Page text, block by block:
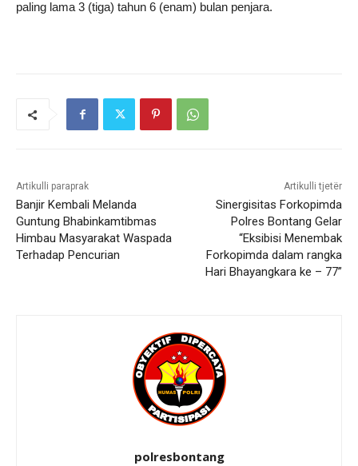
paling lama 3 (tiga) tahun 6 (enam) bulan penjara.
Artikulli paraprak
Banjir Kembali Melanda
Guntung Bhabinkamtibmas
Himbau Masyarakat Waspada
Terhadap Pencurian
Artikulli tjetër
Sinergisitas Forkopimda
Polres Bontang Gelar
“Eksibisi Menembak
Forkopimda dalam rangka
Hari Bhayangkara ke – 77”
polresbontang